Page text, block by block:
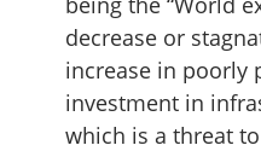
decrease or
increase in poorly
investment in
which is a threat